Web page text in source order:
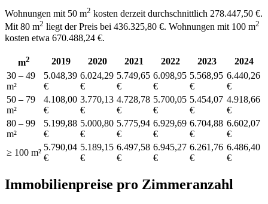
Wohnungen mit 50 m2 kosten derzeit durchschnittlich 278.447,50 €.
Mit 80 m2 liegt der Preis bei 436.325,80 €. Wohnungen mit 100 m2
kosten etwa 670.488,24 €.
m2 2019 2020 2021 2022 2023
2024
30 – 49
m²
5.048,39
€
6.024,29
€
5.749,65
€
6.098,95
€
5.568,95
€
6.440,26
€
50 – 79
m²
4.108,00
€
3.770,13
€
4.728,78
€
5.700,05
€
5.454,07
€
4.918,66
€
80 – 99
m²
5.199,88
€
5.000,80
€
5.775,94
€
6.929,69
€
6.704,88
€
6.602,07
€
≥ 100 m²
5.790,04
€
5.189,15
€
6.497,58
€
6.945,27
€
6.261,76
€
6.486,40
€
Immobilienpreise pro Zimmeranzahl